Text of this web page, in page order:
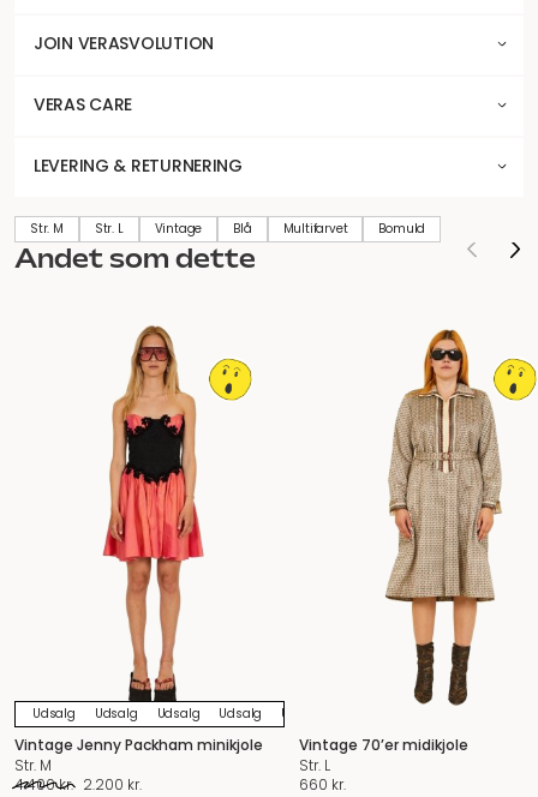
JOIN VERASVOLUTION
VERAS CARE
LEVERING & RETURNERING
Str. M Str. L Vintage Blå Multifarvet Bomuld
Andet som dette
Udsalg Udsalg Udsalg Udsalg Udsalg
Vintage Jenny Packham minikjole
Str. M
4.400kr. Den
2.200 kr.
Vintage 70’er midikjole
Str. L
660 kr.